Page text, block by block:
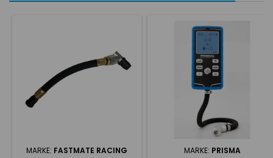
MARKE: FASTMATE RACING MARKE: PRISMA